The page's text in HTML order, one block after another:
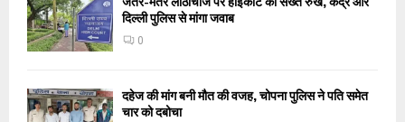
दिल्ली पुलिस से मांगा जवाब
0
दहेज की मांग बनी मौत की वजह, चोपना पुलिस ने पति समेत
चार को दबोचा